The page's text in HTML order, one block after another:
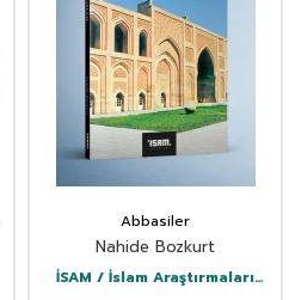
Abbasiler
Nahide Bozkurt
İSAM / İslam Araştırmaları